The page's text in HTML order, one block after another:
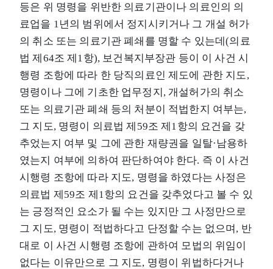
등은 위 명령을 위반한 의료기관이나 의료인의 의
료업을 1년의 범위에서 정지시키거나 그 개설 허가
의 취소 또는 의료기관 폐쇄를 명할 수 있는데(의료
법 제64조 제1항), 보건복지부장관 등이 이 사건 시
행령 조항에 따라 한 당직의료인 제도에 관한 지도,
명령이나 그에 기초한 업무정지, 개설허가의 취소
또는 의료기관 폐쇄 등의 처분이 적법한지 여부는,
그 지도, 명령이 의료법 제59조 제1항의 요건을 갖
추었는지 여부 및 그에 관한 재량권을 일탈·남용하
였는지 여부에 의하여 판단하여야 한다. 즉 이 사건
시행령 조항에 따라 지도, 명령을 하였다는 사정은
의료법 제59조 제1항의 요건을 갖추었다고 볼 수 있
는 긍정적인 요소가 될 수는 있지만 그 사정만으로
그 지도, 명령이 적법하다고 단정할 수는 없으며, 반
대로 이 사건 시행령 조항에 관하여 모법의 위임이
없다는 이유만으로 그 지도, 명령이 위법하다거나